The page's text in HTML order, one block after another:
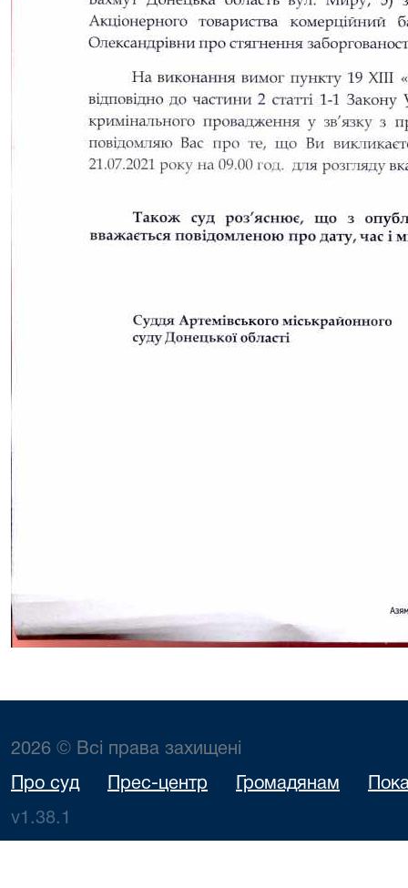
2026 © Всі права захищені
Про суд Прес-центр Громадянам
v1.38.1